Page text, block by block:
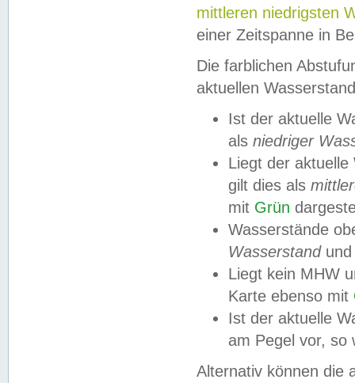
mittleren niedrigsten
einer Zeitspanne in
Die farblichen
aktuellen
Ist der aktuelle
als niedriger
Liegt der
gilt dies als
mit Grün
Wasserstände
Wasserstandund
Liegt kein MHW
Karte ebenso mit
Ist der aktuelle
am Pegel vor,
Alternativ können die